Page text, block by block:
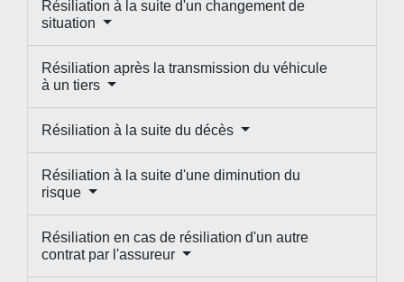
Résiliation à la suite d'un changement de
situation
Résiliation après la transmission du véhicule
à un tiers
Résiliation à la suite du décès
Résiliation à la suite d'une diminution du
risque
Résiliation en cas de résiliation d'un autre
contrat par l'assureur